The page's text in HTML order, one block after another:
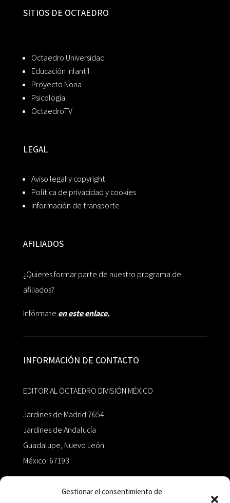
Gestionar el consentimiento de
SITIOS DE OCTAEDRO
Octaedro Universidad
Educación Infantil
Proyecto Noria
Psicología
OctaedroTV
LEGAL
Aviso legal y copyright
Política de privacidad y cookies
Información de transporte
AFILIADOS
¿Quieres formar parte de nuestro programa de
afiliados?
Infórmate en este enlace.
INFORMACIÓN DE CONTACTO
EDITORIAL OCTAEDRO DIVISIÓN MÉXICO
Jardines de Madrid 7654
Jardines de Andalucía
Guadalupe, Nuevo León
México 67193